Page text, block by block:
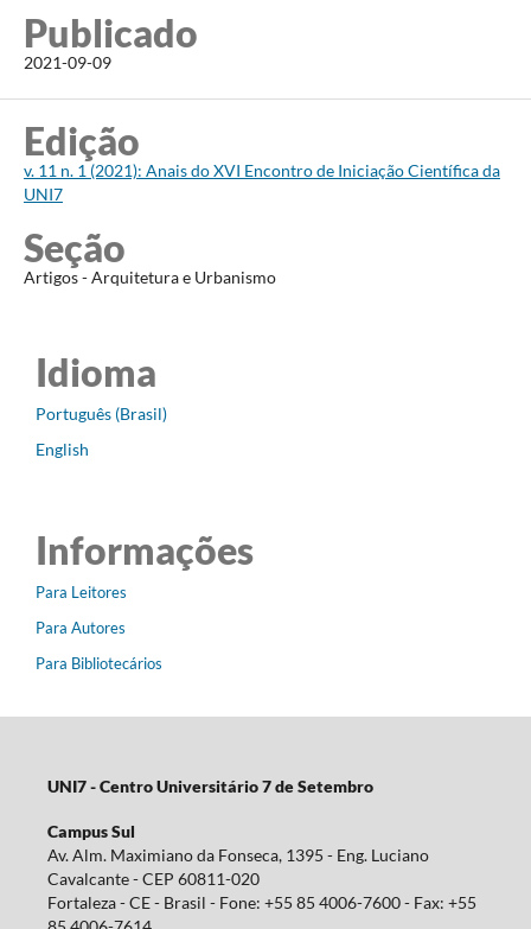
Publicado
2021-09-09
Edição
v. 11 n. 1 (2021): Anais do XVI Encontro de Iniciação Científica da
UNI7
Seção
Artigos - Arquitetura e Urbanismo
Idioma
Português (Brasil)
English
Informações
Para Leitores
Para Autores
Para Bibliotecários
UNI7 - Centro Universitário 7 de Setembro
Campus Sul
Av. Alm. Maximiano da Fonseca, 1395 - Eng. Luciano
Cavalcante - CEP 60811-020
Fortaleza - CE - Brasil - Fone: +55 85 4006-7600 - Fax: +55